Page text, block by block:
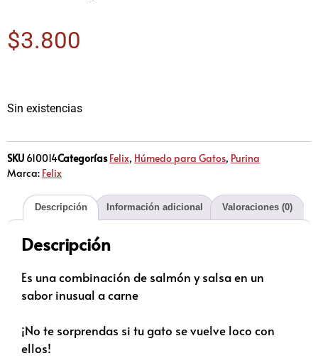
$3.800
Sin existencias
SKU 610014Categorías Felix, Húmedo para Gatos, Purina
Marca: Felix
Descripción Información adicional Valoraciones (0)
Descripción
Es una combinación de salmón y salsa en un
sabor inusual a carne
¡No te sorprendas si tu gato se vuelve loco con
ellos!